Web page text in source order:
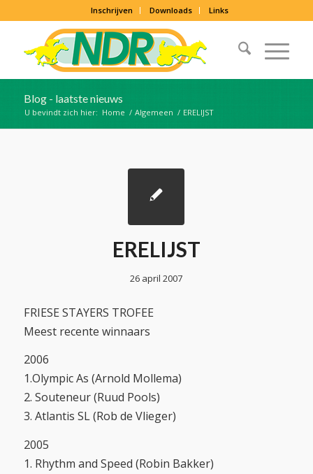
Inschrijven Downloads Links
Blog - laatste nieuws
U bevindt zich hier: Home / Algemeen / ERELIJST
ERELIJST
26 april 2007
FRIESE STAYERS TROFEE
Meest recente winnaars
2006
1.Olympic As (Arnold Mollema)
2. Souteneur (Ruud Pools)
3. Atlantis SL (Rob de Vlieger)
2005
1. Rhythm and Speed (Robin Bakker)